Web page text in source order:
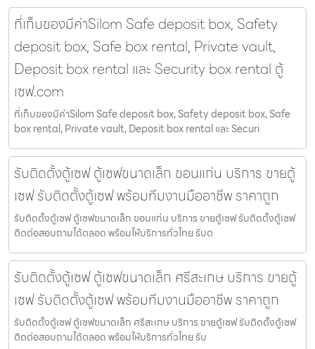
ที่เก็บของมีค่าSilom Safe deposit box, Safety
deposit box, Safe box rental, Private vault,
Deposit box rental และ Security box rental ตู้
เซฟ.com
ที่เก็บของมีค่าSilom Safe deposit box, Safety deposit box, Safe
box rental, Private vault, Deposit box rental และ Securi
รับติดตั้งตู้เซฟ ตู้เซฟขนาดเล็ก ขอนแก่น บริการ ขายตู้
เซฟ รับติดตั้งตู้เซฟ พร้อมทีมงานมืออาชีพ ราคาถูก
รับติดตั้งตู้เซฟ ตู้เซฟขนาดเล็ก ขอนแก่น บริการ ขายตู้เซฟ รับติดตั้งตู้เซฟ
ติดต่อสอบถามได้ตลอด พร้อมให้บริการทั่วไทย รับต
รับติดตั้งตู้เซฟ ตู้เซฟขนาดเล็ก ศรีสะเกษ บริการ ขายตู้
เซฟ รับติดตั้งตู้เซฟ พร้อมทีมงานมืออาชีพ ราคาถูก
รับติดตั้งตู้เซฟ ตู้เซฟขนาดเล็ก ศรีสะเกษ บริการ ขายตู้เซฟ รับติดตั้งตู้เซฟ
ติดต่อสอบถามได้ตลอด พร้อมให้บริการทั่วไทย รับ